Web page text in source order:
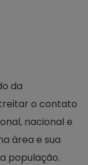
da
o contato
nacional e
área e sua
população.